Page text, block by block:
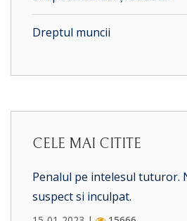
Dreptul muncii
CELE MAI CITITE
Penalul pe intelesul tuturor.
suspect si inculpat.